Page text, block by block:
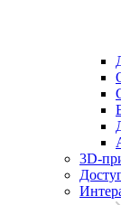
3D-